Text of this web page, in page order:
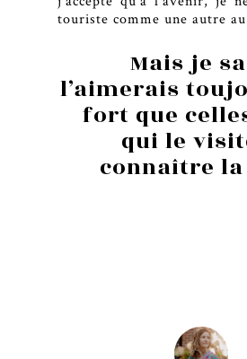
touriste comme une autre au
Mais je
l’aimerais
fort que
qui le
connaître